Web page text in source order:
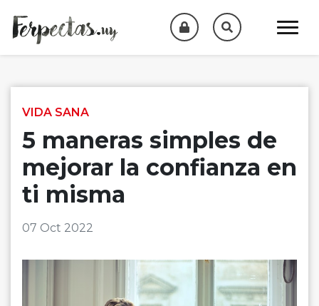
VIDA SANA
5 maneras simples de
mejorar la confianza en
ti misma
07 Oct 2022